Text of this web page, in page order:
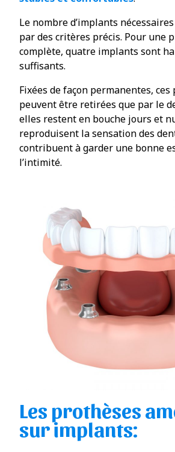
Le nombre d’implants
par des critères précis. Pour une
complète, quatre implants sont
suffisants.
Fixées de façon permanentes,
peuvent être retirées que par le
elles restent en bouche jours et
reproduisent la sensation des
contribuent à garder une bonne
l’intimité.
Les prothèses
sur implants: